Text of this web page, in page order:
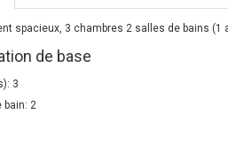
spacieux, 3 chambres 2 salles de bains (1
de base
3
bain: 2